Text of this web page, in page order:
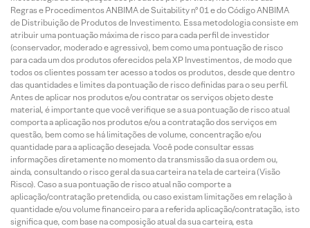
Regras e Procedimentos ANBIMA de Suitability nº 01 e do Código ANBIMA
de Distribuição de Produtos de Investimento. Essa metodologia consiste em
atribuir uma pontuação máxima de risco para cada perfil de investidor
(conservador, moderado e agressivo), bem como uma pontuação de risco
para cada um dos produtos oferecidos pela XP Investimentos, de modo que
todos os clientes possam ter acesso a todos os produtos, desde que dentro
das quantidades e limites da pontuação de risco definidas para o seu perfil.
Antes de aplicar nos produtos e/ou contratar os serviços objeto deste
material, é importante que você verifique se a sua pontuação de risco atual
comporta a aplicação nos produtos e/ou a contratação dos serviços em
questão, bem como se há limitações de volume, concentração e/ou
quantidade para a aplicação desejada. Você pode consultar essas
informações diretamente no momento da transmissão da sua ordem ou,
ainda, consultando o risco geral da sua carteira na tela de carteira (Visão
Risco). Caso a sua pontuação de risco atual não comporte a
aplicação/contratação pretendida, ou caso existam limitações em relação à
quantidade e/ou volume financeiro para a referida aplicação/contratação, isto
significa que, com base na composição atual da sua carteira, esta